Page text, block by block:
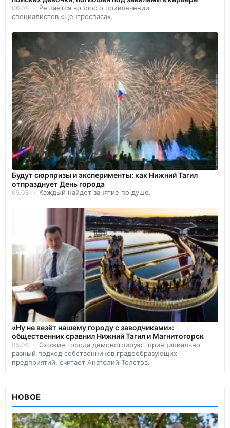
06.08
Решается вопрос о привлечении
специалистов «Центроспаса».
Будут сюрпризы и эксперименты: как Нижний Тагил
отпразднует День города
05.08 Каждый найдет занятие по душе.
«Ну не везёт нашему городу с заводчиками»:
общественник сравнил Нижний Тагил и Магнитогорск
05.08
Схожие города демонстрируют принципиально
разный подход собственников градообразующих
предприятий, считает Анатолий Толстов.
НОВОЕ